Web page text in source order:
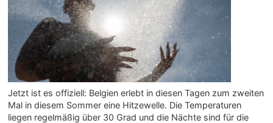
Jetzt ist es offiziell: Belgien erlebt in diesen Tagen zum zweiten
Mal in diesem Sommer eine Hitzewelle. Die Temperaturen
liegen regelmäßig über 30 Grad und die Nächte sind für die